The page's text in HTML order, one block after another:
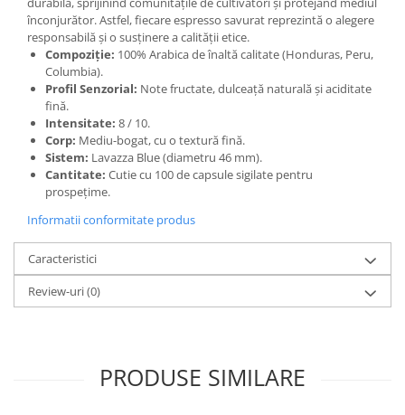
înconjurător. Astfel, fiecare espresso savurat reprezintă o alegere
responsabilă și o susținere a calității etice.
Compoziție: 100% Arabica de înaltă calitate (Honduras, Peru,
Columbia).
Profil Senzorial: Note fructate, dulceață naturală și aciditate
fină.
Intensitate: 8 / 10.
Corp: Mediu-bogat, cu o textură fină.
Sistem: Lavazza Blue (diametru 46 mm).
Cantitate: Cutie cu 100 de capsule sigilate pentru
prospețime.
Informatii conformitate produs
Caracteristici
Review-uri(0)
PRODUSE SIMILARE